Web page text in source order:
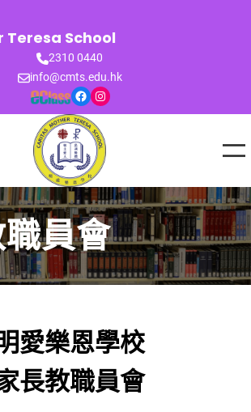
School
2310 0440
info@cmts.edu.hk
Facebook Instagram
員會
愛樂恩學校
長教職員會